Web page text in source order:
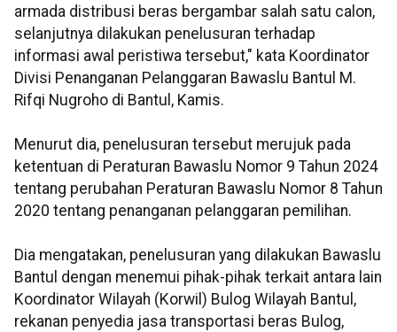
armada distribusi beras bergambar salah satu calon,
selanjutnya dilakukan penelusuran terhadap
informasi awal peristiwa tersebut," kata Koordinator
Divisi Penanganan Pelanggaran Bawaslu Bantul M.
Rifqi Nugroho di Bantul, Kamis.
Menurut dia, penelusuran tersebut merujuk pada
ketentuan di Peraturan Bawaslu Nomor 9 Tahun 2024
tentang perubahan Peraturan Bawaslu Nomor 8 Tahun
2020 tentang penanganan pelanggaran pemilihan.
Dia mengatakan, penelusuran yang dilakukan Bawaslu
Bantul dengan menemui pihak-pihak terkait antara lain
Koordinator Wilayah (Korwil) Bulog Wilayah Bantul,
rekanan penyedia jasa transportasi beras Bulog,